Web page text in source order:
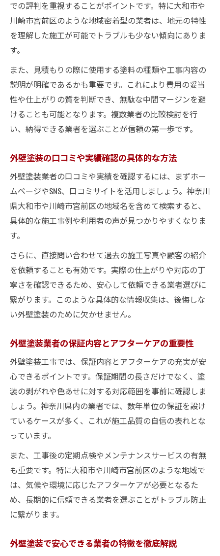
での評判を重視することがポイントです。特に大和市や
川崎市宮前区のような地域密着型の業者は、地元の特性
を理解した施工が可能でトラブルも少ない傾向にありま
す。
また、見積もりの際に使用する塗料の種類や工事内容の
説明が明確であるかも重要です。これにより費用の妥当
性や仕上がりの質を判断でき、無駄な中間マージンを避
けることも可能となります。複数業者の比較検討を行
い、納得できる業者を選ぶことが信頼の第一歩です。
外壁塗装の口コミや実績確認の具体的な方法
外壁塗装業者の口コミや実績を確認するには、まずホー
ムページやSNS、口コミサイトを活用しましょう。神奈川
県大和市や川崎市宮前区の地域名を含めて検索すると、
具体的な施工事例や利用者の声が見つかりやすくなりま
す。
さらに、直接問い合わせて過去の施工写真や顧客の紹介
を依頼することも有効です。実際の仕上がりや対応の丁
寧さを確認できるため、安心して依頼できる業者選びに
繋がります。このような具体的な情報収集は、後悔しな
い外壁塗装のために欠かせません。
外壁塗装業者の保証内容とアフターケアの重要性
外壁塗装工事では、保証内容とアフターケアの充実が安
心できるポイントです。保証期間の長さだけでなく、塗
装の剥がれや色あせに対する対応範囲を事前に確認しま
しょう。神奈川県内の業者では、数年単位の保証を設け
ているケースが多く、これが施工品質の自信の表れとな
っています。
また、工事後の定期点検やメンテナンスサービスの有無
も重要です。特に大和市や川崎市宮前区のような地域で
は、気候や環境に応じたアフターケアが必要となるた
め、長期的に信頼できる業者を選ぶことがトラブル防止
に繋がります。
外壁塗装で安心できる業者の特徴を徹底解説